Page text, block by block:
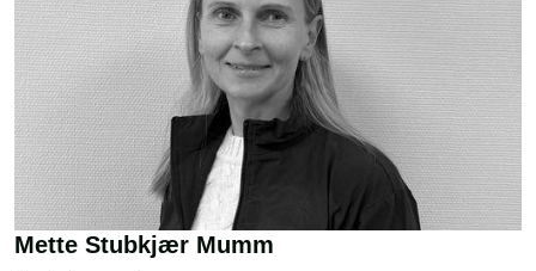
Mette Stubkjær Mumm